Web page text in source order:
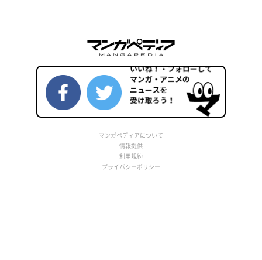
マンガペディアについて
情報提供
利用規約
プライバシーポリシー